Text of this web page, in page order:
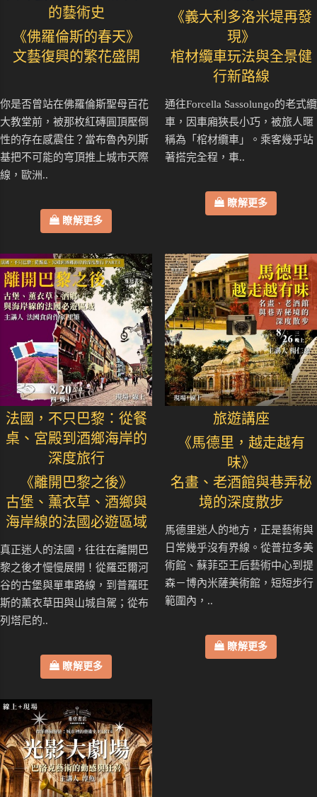
的藝術史
《佛羅倫斯的春天》
文藝復興的繁花盛開
你是否曾站在佛羅倫斯聖母百花
大教堂前，被那枚紅磚圓頂壓倒
性的存在感震住？當布魯內列斯
基把不可能的穹頂推上城市天際
線，歐洲..
瞭解更多
《義大利多洛米堤再發
現》
棺材纜車玩法與全景健
行新路線
通往Forcella Sassolungo的老式纜
車，因車廂狹長小巧，被旅人暱
稱為「棺材纜車」。乘客幾乎站
著搭完全程，車..
瞭解更多
法國，不只巴黎：從餐
桌、宮殿到酒鄉海岸的
深度旅行
《離開巴黎之後》
古堡、薰衣草、酒鄉與
海岸線的法國必遊區域
真正迷人的法國，往往在離開巴
黎之後才慢慢展開！從羅亞爾河
谷的古堡與單車路線，到普羅旺
斯的薰衣草田與山城自駕；從布
列塔尼的..
瞭解更多
旅遊講座
《馬德里，越走越有
味》
名畫、老酒館與巷弄秘
境的深度散步
馬德里迷人的地方，正是藝術與
日常幾乎沒有界線。從普拉多美
術館、蘇菲亞王后藝術中心到提
森－博內米薩美術館，短短步行
範圍內，..
瞭解更多